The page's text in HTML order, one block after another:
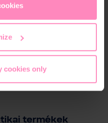
cookies
setting at any time in
cookies only
vagy igényes ajándékról.
a gondosan
termékek